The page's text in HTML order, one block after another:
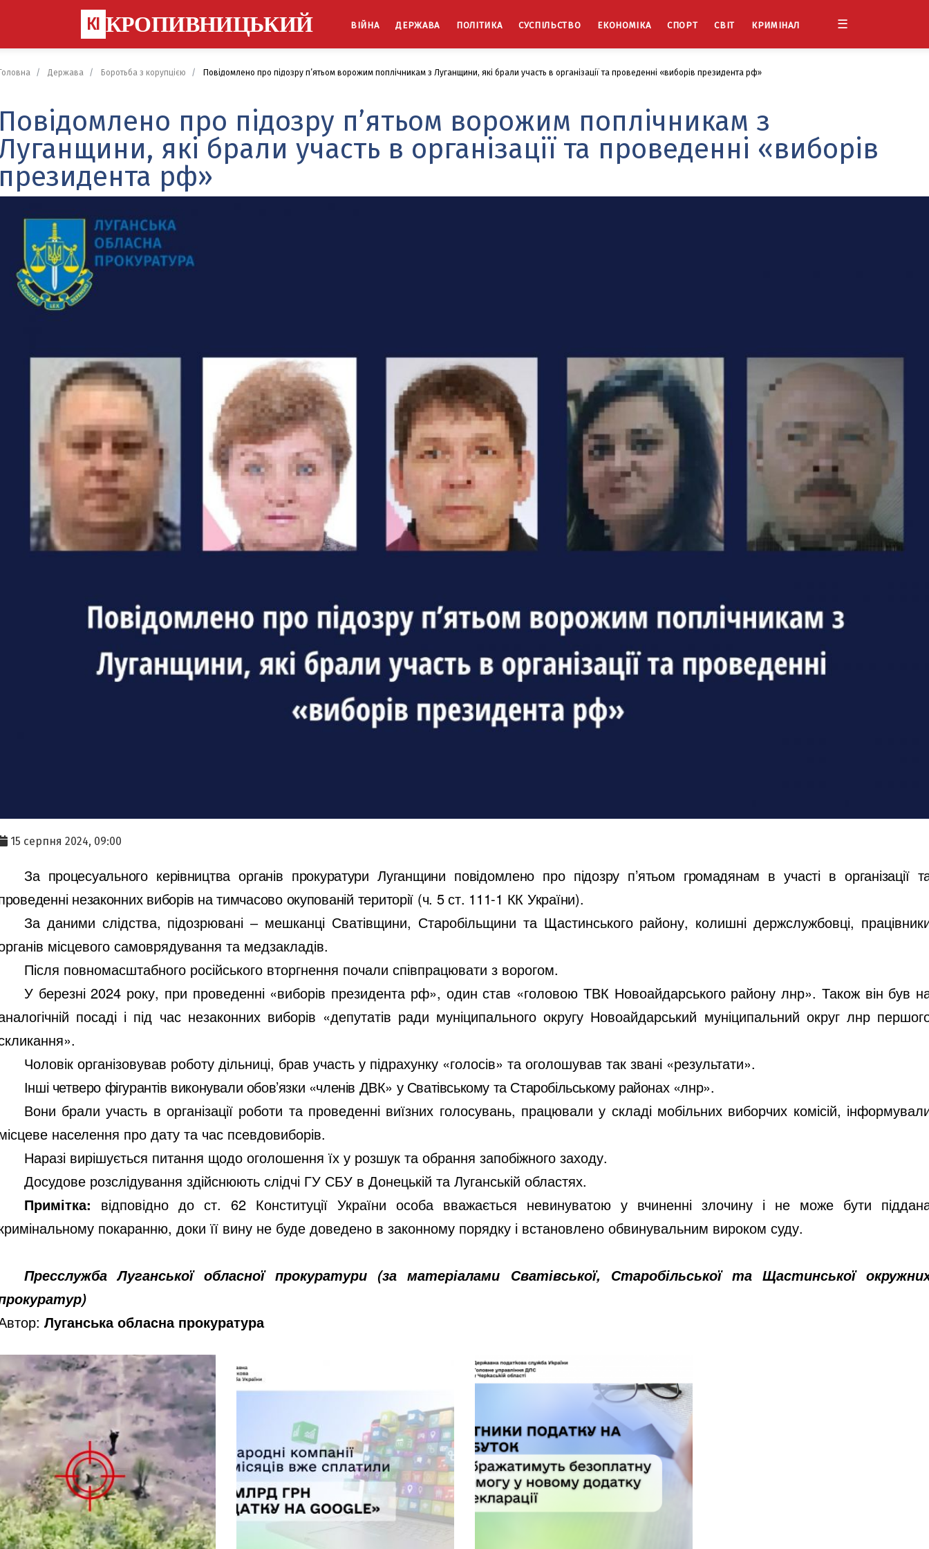
КІ КРОПИВНИЦЬКИЙ ВІЙНА ДЕРЖАВА ПОЛІТИКА СУСПІЛЬСТВО ЕКОНОМІКА СПОРТ СВІТ КРИМІНАЛ ☰
Держава Боротьба з корупцією Повідомлено про підозру п’ятьом ворожим поплічникам з Луганщини, які брали участь в організації та проведенні «виборів президента рф»
про підозру п’ятьом ворожим поплічникам з
які брали участь в організації та проведенні «виборів
рф»
15 серпня 2024, 09:00
За процесуального керівництва органів прокуратури Луганщини повідомлено про підозру п’ятьом громадянам в участі в організації
незаконних виборів на тимчасово окупованій території (ч. 5 ст. 111-1 КК України).
За даними слідства, підозрювані ‒ мешканці Сватівщини, Старобільщини та Щастинського району, колишні держслужбовці,
місцевого самоврядування та медзакладів.
Після повномасштабного російського вторгнення почали співпрацювати з ворогом.
У березні 2024 року, при проведенні «виборів президента рф», один став «головою ТВК Новоайдарського району лнр». Також він був
посаді і під час незаконних виборів «депутатів ради муніципального округу Новоайдарський муніципальний округ лнр
Чоловік організовував роботу дільниці, брав участь у підрахунку «голосів» та оголошував так звані «результати».
Інші четверо фігурантів виконували обов’язки «членів ДВК» у Сватівському та Старобільському районах «лнр».
Вони брали участь в організації роботи та проведенні виїзних голосувань, працювали у складі мобільних виборчих комісій,
населення про дату та час псевдовиборів.
Наразі вирішується питання щодо оголошення їх у розшук та обрання запобіжного заходу.
Досудове розслідування здійснюють слідчі ГУ СБУ в Донецькій та Луганській областях.
Примітка: відповідно до ст. 62 Конституції України особа вважається невинуватою у вчиненні злочину і не може бути
покаранню, доки її вину не буде доведено в законному порядку і встановлено обвинувальним вироком суду.
Пресслужба Луганської обласної прокуратури (за матеріалами Сватівської, Старобільської та Щастинської
Луганська обласна прокуратура